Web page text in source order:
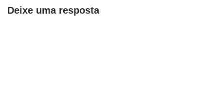
Deixe uma resposta